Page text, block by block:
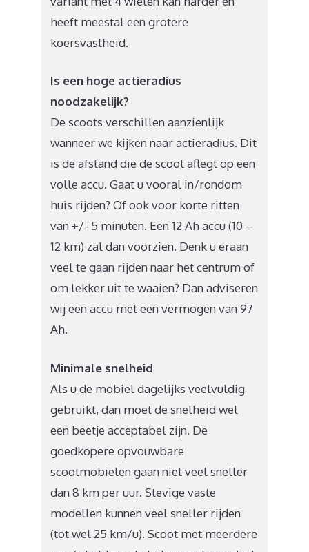
heeft meestal een grotere
koersvastheid.
Is een hoge actieradius
noodzakelijk?
De scoots verschillen aanzienlijk
wanneer we kijken naar actieradius. Dit
is de afstand die de scoot aflegt op een
volle accu. Gaat u vooral in/rondom
huis rijden? Of ook voor korte ritten
van +/- 5 minuten. Een 12 Ah accu (10 –
12 km) zal dan voorzien. Denk u eraan
veel te gaan rijden naar het centrum of
om lekker uit te waaien? Dan adviseren
wij een accu met een vermogen van 97
Ah.
Minimale snelheid
Als u de mobiel dagelijks veelvuldig
gebruikt, dan moet de snelheid wel
een beetje acceptabel zijn. De
goedkopere opvouwbare
scootmobielen gaan niet veel sneller
dan 8 km per uur. Stevige vaste
modellen kunnen veel sneller rijden
(tot wel 25 km/u). Scoot met meerdere